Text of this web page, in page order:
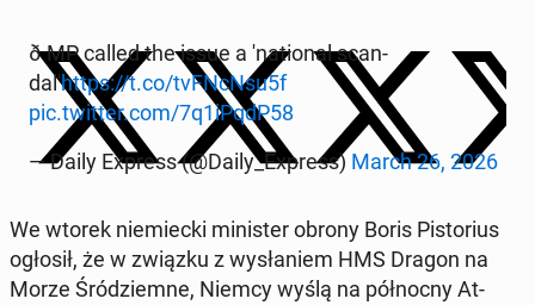
ð MP called the issue a 'na­tion­al scan­
dal'https://t.co/tvFNc­N­su5f
pic.twitter.com/7q1iPqdP58
— Daily Express (@Daily_Express) March 26, 2026
We wtorek niemiec­ki min­is­ter obrony Boris Pis­to­rius
ogłosił, że w związku z wysłaniem HMS Dragon na
Morze Śródziemne, Niemcy wyślą na północ­ny At­